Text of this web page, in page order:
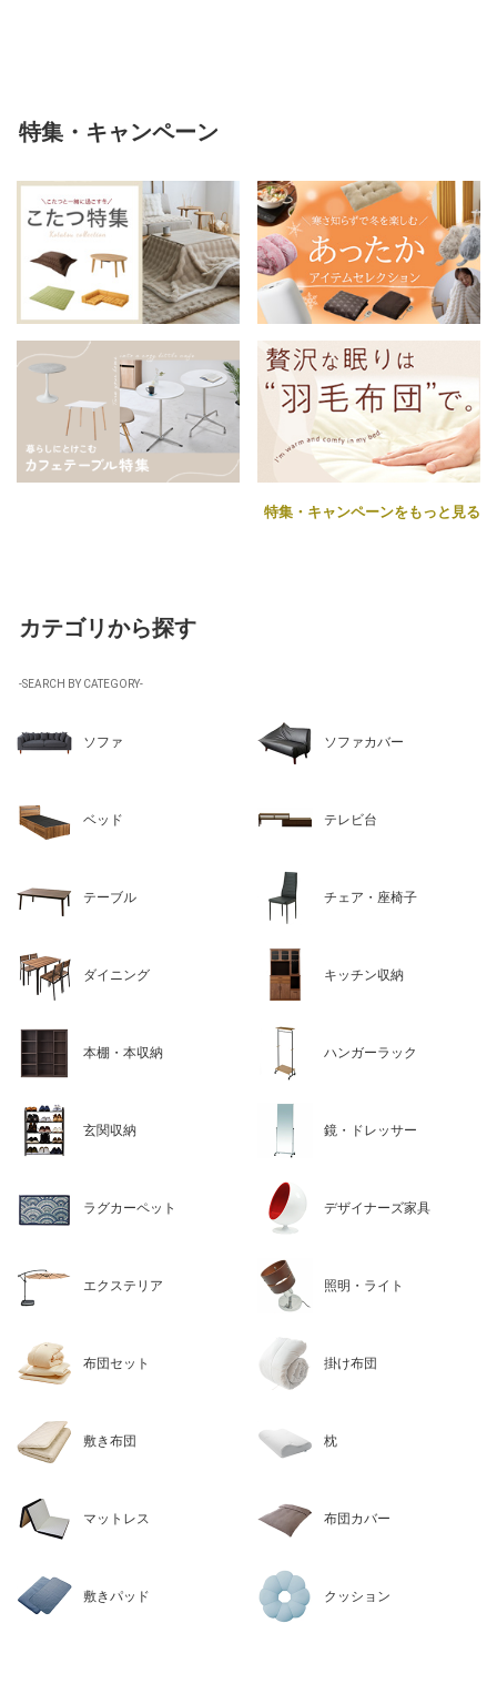
特集・キャンペーン
特集・キャンペーンをもっと見る
カテゴリから探す
-SEARCH BY CATEGORY-
ソファ ソファカバー
ベッド テレビ台
テーブル チェア・座椅子
ダイニング キッチン収納
本棚・本収納 ハンガーラック
玄関収納 鏡・ドレッサー
ラグカーペット デザイナーズ家具
エクステリア 照明・ライト
布団セット 掛け布団
敷き布団 枕
マットレス 布団カバー
敷きパッド クッション